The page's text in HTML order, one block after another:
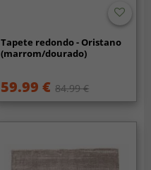
Tapete redondo - Oristano
(marrom/dourado)
59.99 € 84.99 €